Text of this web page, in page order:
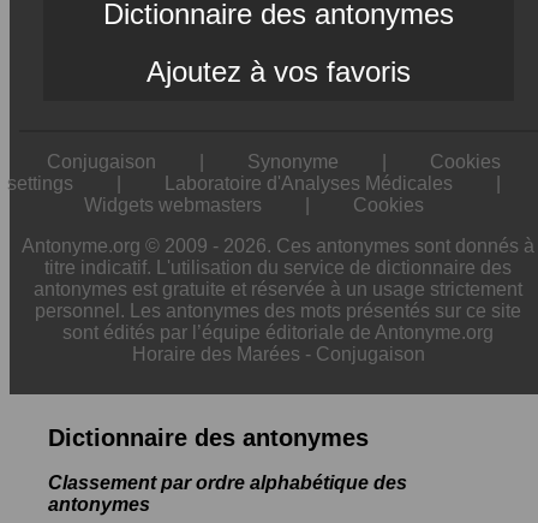
Dictionnaire des antonymes
Ajoutez à vos favoris
Conjugaison Synonyme
Cookies
settings
Laboratoire d'Analyses Médicales
Widgets webmasters
Cookies
Antonyme.org © 2009 - 2026. Ces antonymes sont donnés à
titre indicatif. L'utilisation du service de dictionnaire des
antonymes est gratuite et réservée à un usage strictement
personnel. Les antonymes des mots présentés sur ce site
sont édités par l’équipe éditoriale de Antonyme.org
Horaire des Marées - Conjugaison
Dictionnaire des antonymes
Classement par ordre alphabétique des
antonymes